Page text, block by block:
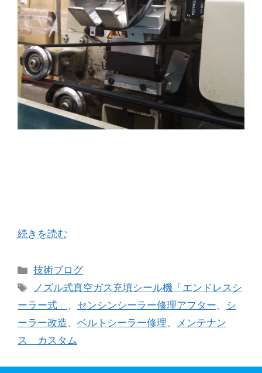
続きを読む
カ
テ
リ
ー
技術ブログ
タ
グ
ノズル式真空ガス充填シール機「エンドレスシ
ーラー式」 、 センシンシーラー修理アフター、 シ
ーラー改造、 ベルトシーラー修理、 メンテナン
ス カスタム